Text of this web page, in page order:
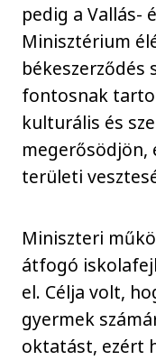
pedig a Vallás-
Minisztérium
békeszerződés
fontosnak
kulturális és
megerősödjön,
területi
Miniszteri
átfogó
el. Célja volt,
gyermek
oktatást, ezért